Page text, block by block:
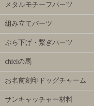
メタルモチーフパーツ
組み立てパーツ
ぶら下げ・繋ぎパーツ
chielの馬
お名前刻印ドッグチャーム
サンキャッチャー材料